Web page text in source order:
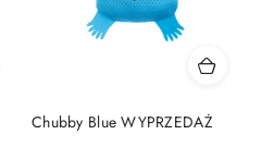
Chubby Blue WYPRZEDAŻ